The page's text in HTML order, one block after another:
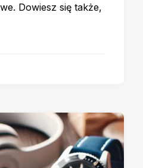
Dowiesz się także,